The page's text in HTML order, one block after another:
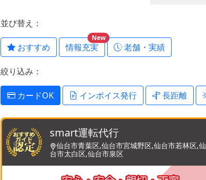
並び替え：
おすすめ 情報充実
New
老舗・実績
絞り込み：
カードOK インボイス発行 長距離
smart運転代行
仙台市青葉区,仙台市宮城野区,仙台市若林区,仙
台市太白区,仙台市泉区